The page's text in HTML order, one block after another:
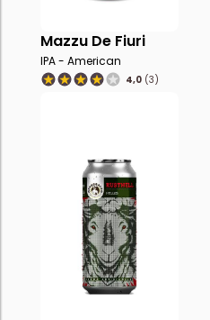
Mazzu De Fiuri
IPA - American
4,0 (3)